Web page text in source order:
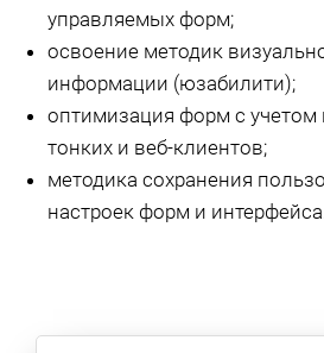
управляемых форм;
освоение методик
информации (юзабилити);
оптимизация форм с учетом
тонких и веб-клиентов;
методика сохранения
настроек форм и